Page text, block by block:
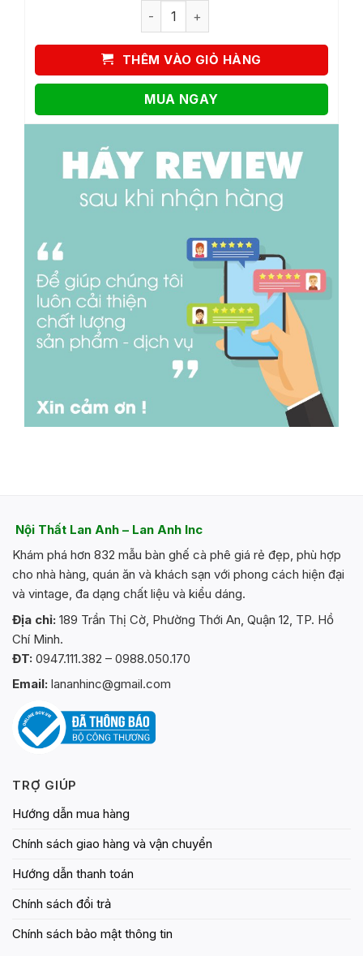
Ghế giám đốc LADP29 số lượng
THÊM VÀO GIỎ HÀNG
MUA NGAY
Nội Thất Lan Anh – Lan Anh Inc
Khám phá hơn 832 mẫu bàn ghế cà phê giá rẻ đẹp, phù hợp
cho nhà hàng, quán ăn và khách sạn với phong cách hiện đại
và vintage, đa dạng chất liệu và kiểu dáng.
Địa chỉ: 189 Trần Thị Cờ, Phường Thới An, Quận 12, TP. Hồ
Chí Minh.
ĐT: 0947.111.382 – 0988.050.170
Email: lananhinc@gmail.com
TRỢ GIÚP
Hướng dẫn mua hàng
Chính sách giao hàng và vận chuyển
Hướng dẫn thanh toán
Chính sách đổi trả
Chính sách bảo mật thông tin